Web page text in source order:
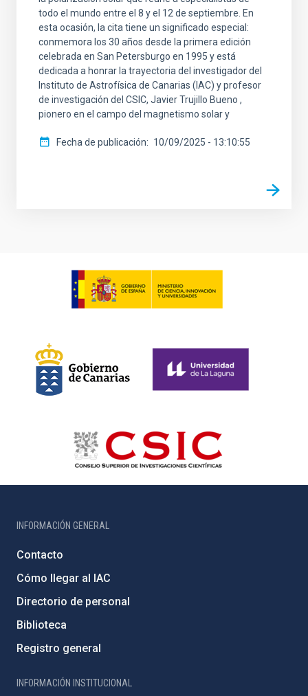
todo el mundo entre el 8 y el 12 de septiembre. En
esta ocasión, la cita tiene un significado especial:
conmemora los 30 años desde la primera edición
celebrada en San Petersburgo en 1995 y está
dedicada a honrar la trayectoria del investigador del
Instituto de Astrofísica de Canarias (IAC) y profesor
de investigación del CSIC, Javier Trujillo Bueno ,
pionero en el campo del magnetismo solar y
Fecha de publicación 10/09/2025 - 13:10:55
INFORMACIÓN GENERAL
Contacto
Cómo llegar al IAC
Directorio de personal
Biblioteca
Registro general
INFORMACIÓN INSTITUCIONAL